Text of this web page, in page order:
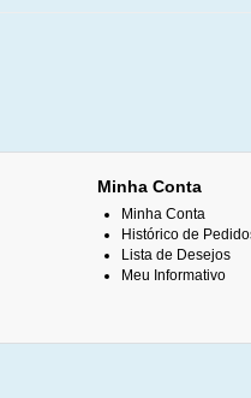
Minha Conta
Minha Conta
Histórico de
Lista de Desejos
Meu Informativo